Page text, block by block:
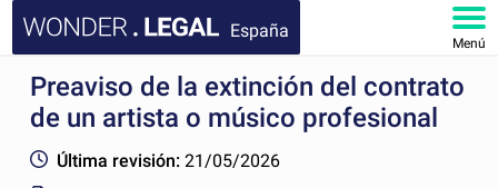
España
Menú
INICIO
Preaviso de la extinción del contrato
de un artista o músico profesional
Última revisión: 21/05/2026